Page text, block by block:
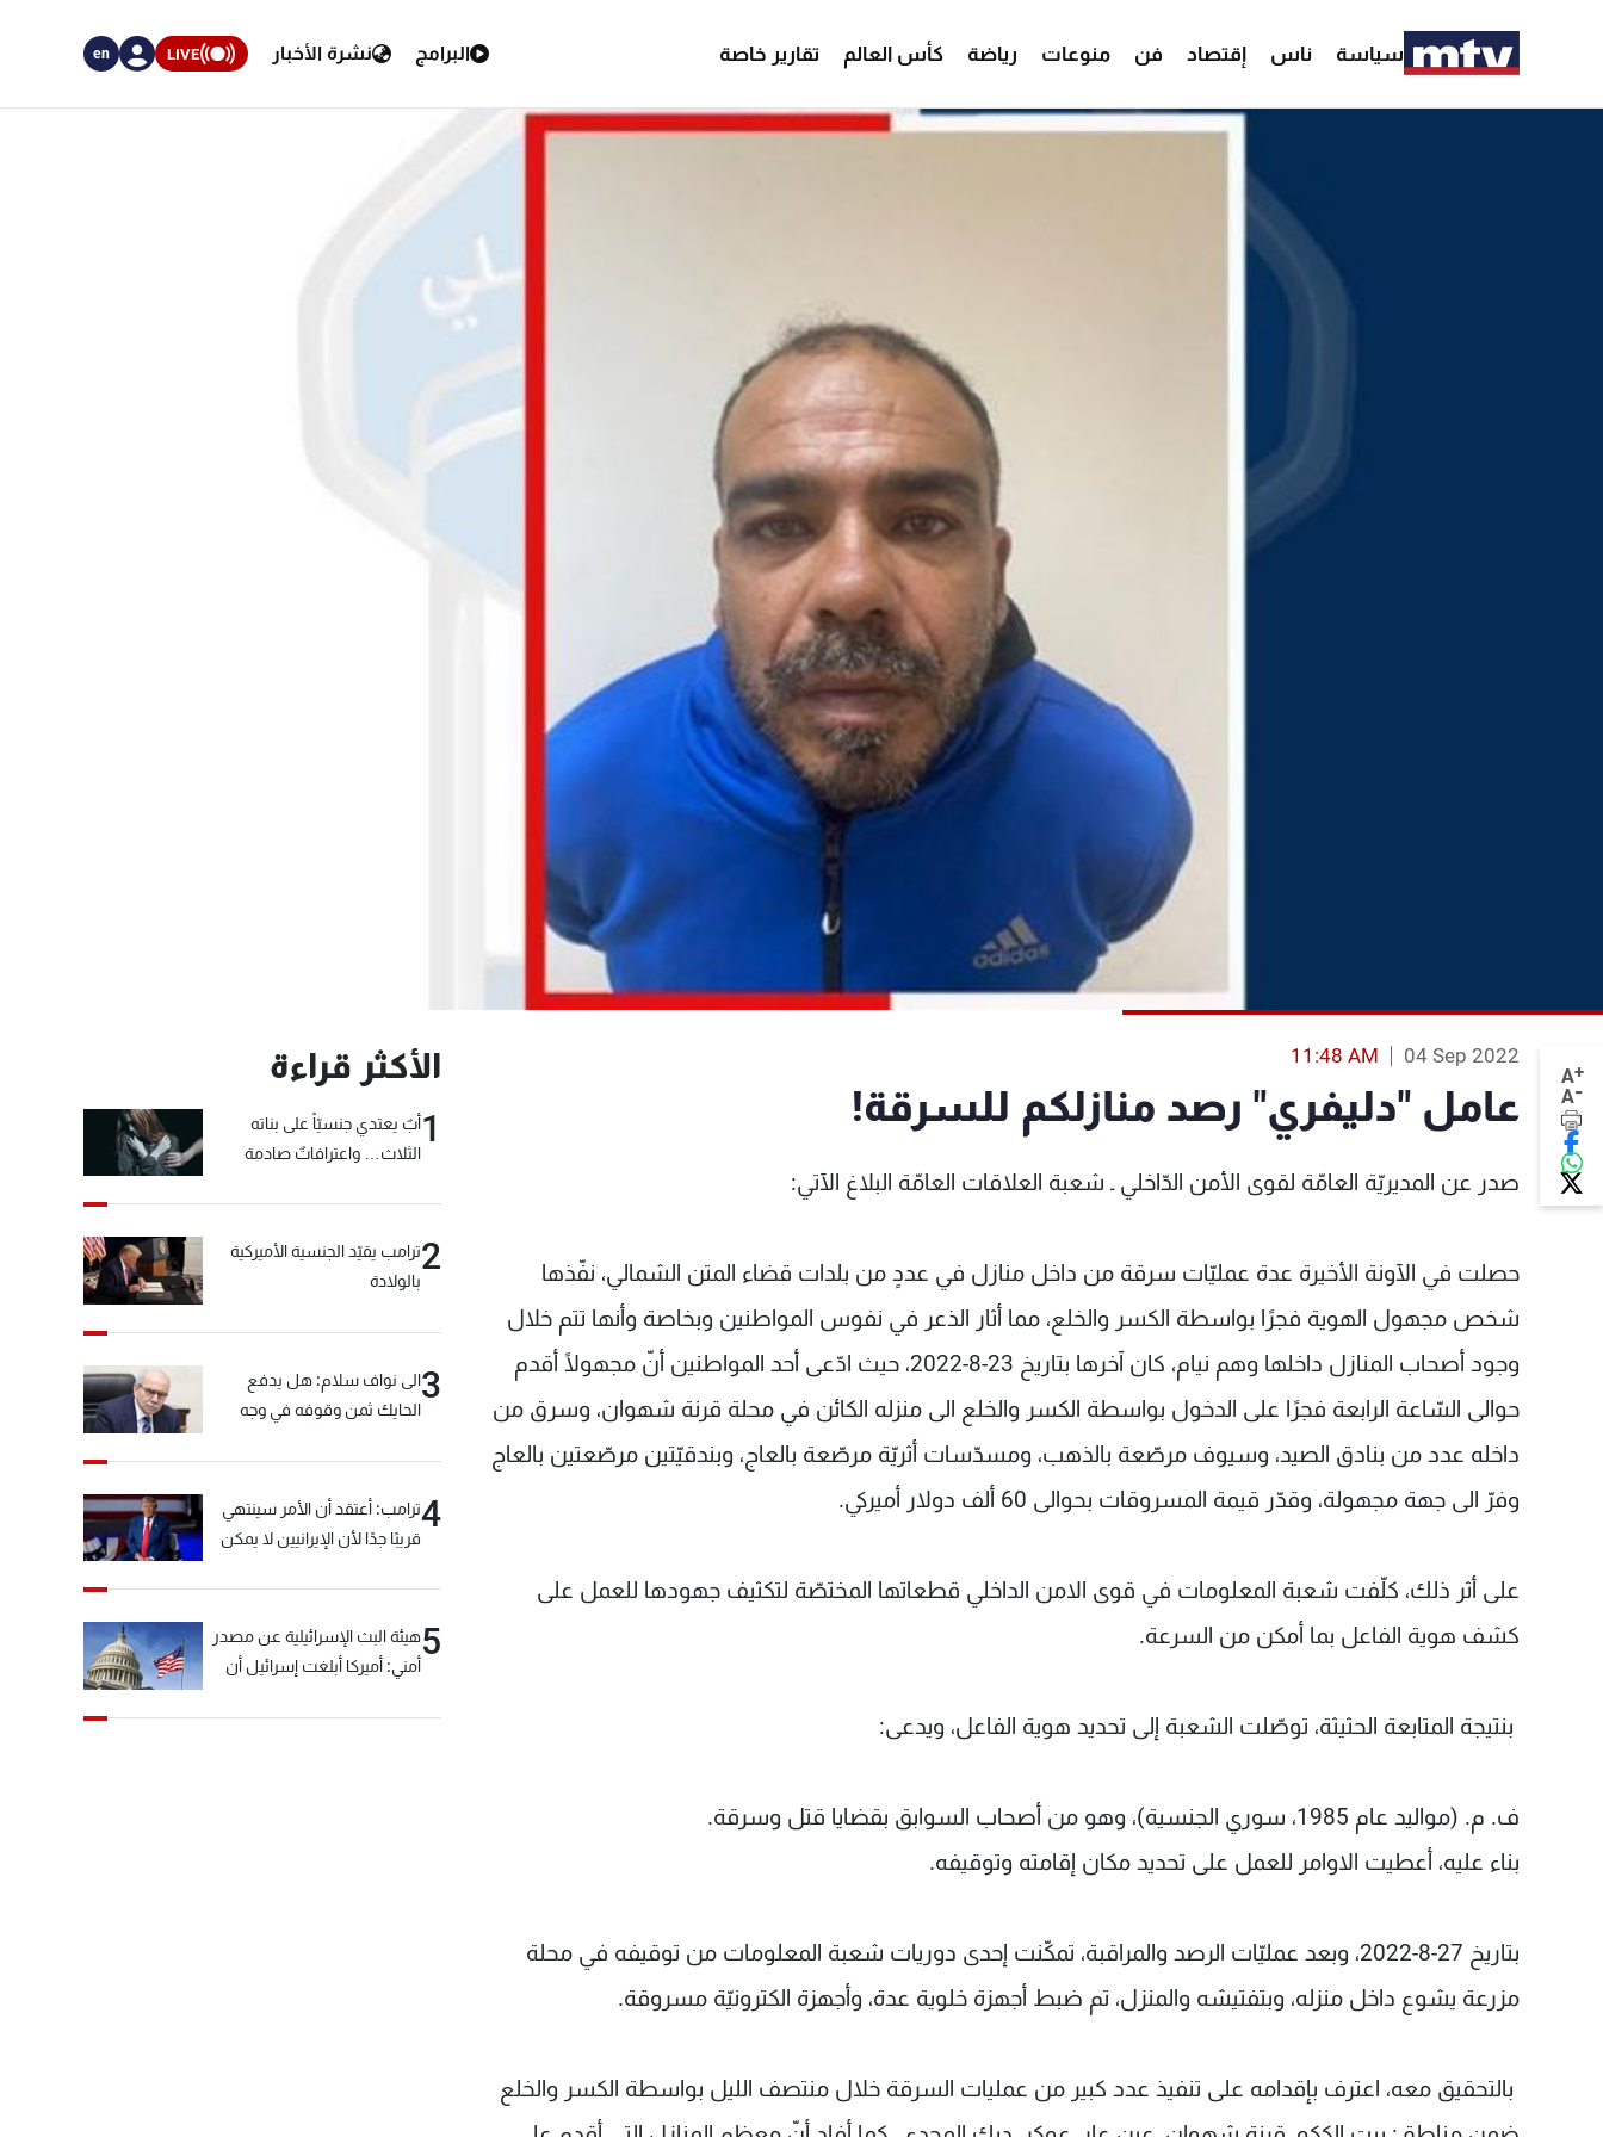
سياسة ناس إقتصاد فن منوعات رياضة كأس العالم تقارير خاصة البرامج نشرة الأخبار LIVE
en
A+
A-
04 Sep 2022
11:48 AM
عامل "دليفري" رصد منازلكم للسرقة!
صدر عن المديريّة العامّة لقوى الأمن الدّاخلي ـ شعبة العلاقات العامّة البلاغ الآتي:
حصلت في الآونة الأخيرة عدة عمليّات سرقة من داخل منازل في عددٍ من بلدات قضاء المتن الشمالي، نفّذها
شخص مجهول الهوية فجرًا بواسطة الكسر والخلع، مما أثار الذعر في نفوس المواطنين وبخاصة وأنها تتم خلال
وجود أصحاب المنازل داخلها وهم نيام، كان آخرها بتاريخ 23-8-2022، حيث ادّعى أحد المواطنين أنّ مجهولًا أقدم
حوالى السّاعة الرابعة فجرًا على الدخول بواسطة الكسر والخلع الى منزله الكائن في محلة قرنة شهوان، وسرق من
داخله عدد من بنادق الصيد، وسيوف مرصّعة بالذهب، ومسدّسات أثريّة مرصّعة بالعاج، وبندقيّتين مرصّعتين بالعاج
وفرّ الى جهة مجهولة، وقدّر قيمة المسروقات بحوالى 60 ألف دولار أميركي.
على أثر ذلك، كلّفت شعبة المعلومات في قوى الامن الداخلي قطعاتها المختصّة لتكثيف جهودها للعمل على
كشف هوية الفاعل بما أمكن من السرعة.
بنتيجة المتابعة الحثيثة، توصّلت الشعبة إلى تحديد هوية الفاعل، ويدعى:
ف. م. (مواليد عام 1985، سوري الجنسية)، وهو من أصحاب السوابق بقضايا قتل وسرقة.
بناء عليه، أعطيت الاوامر للعمل على تحديد مكان إقامته وتوقيفه.
بتاریخ 27-8-2022، وبعد عمليّات الرصد والمراقبة، تمكّنت إحدى دوريات شعبة المعلومات من توقيفه في محلة
مزرعة يشوع داخل منزله، وبتفتيشه والمنزل، تم ضبط أجهزة خلوية عدة، وأجهزة الكترونيّة مسروقة.
بالتحقيق معه، اعترف بإقدامه على تنفيذ عدد كبير من عمليات السرقة خلال منتصف الليل بواسطة الكسر والخلع
الأكثر قراءة
1أبٌ يعتدي جنسيّاً على بناته
الثلاث… واعترافاتٌ صادمة
2ترامب يقيّد الجنسية الأميركية
بالولادة
3الى نواف سلام: هل يدفع
الحايك ثمن وقوفه في وجه
4ترامب: أعتقد أن الأمر سينتهي
قريبًا جدًا لأن الإيرانيين لا يمكن
5هيئة البث الإسرائيلية عن مصدر
أمني: أميركا أبلغت إسرائيل أن